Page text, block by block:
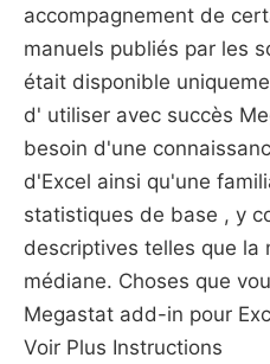
accompagnement de
manuels publiés par les
était disponible
d' utiliser avec succès
besoin d'une
d'Excel ainsi qu'une
statistiques de base , y
descriptives telles que la
médiane. Choses que
Megastat add-in pour
Voir Plus Instructions